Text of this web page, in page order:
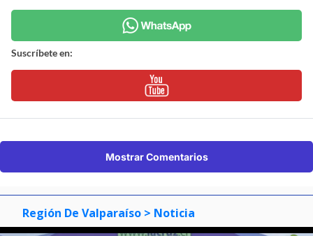
Suscríbete en:
Mostrar Comentarios
Región De Valparaíso > Noticia